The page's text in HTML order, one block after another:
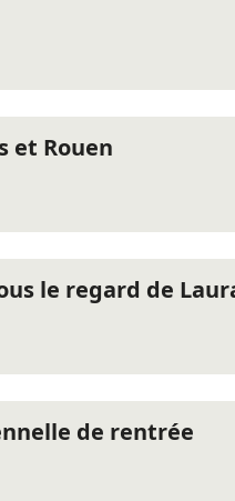
et Rouen
le regard de
de rentrée